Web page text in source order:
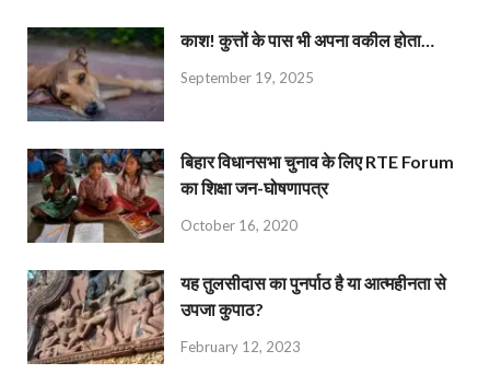
काश! कुत्तों के पास भी अपना वकील होता…
September 19, 2025
बिहार विधानसभा चुनाव के लिए RTE Forum
का शिक्षा जन-घोषणापत्र
October 16, 2020
यह तुलसीदास का पुनर्पाठ है या आत्महीनता से
उपजा कुपाठ?
February 12, 2023